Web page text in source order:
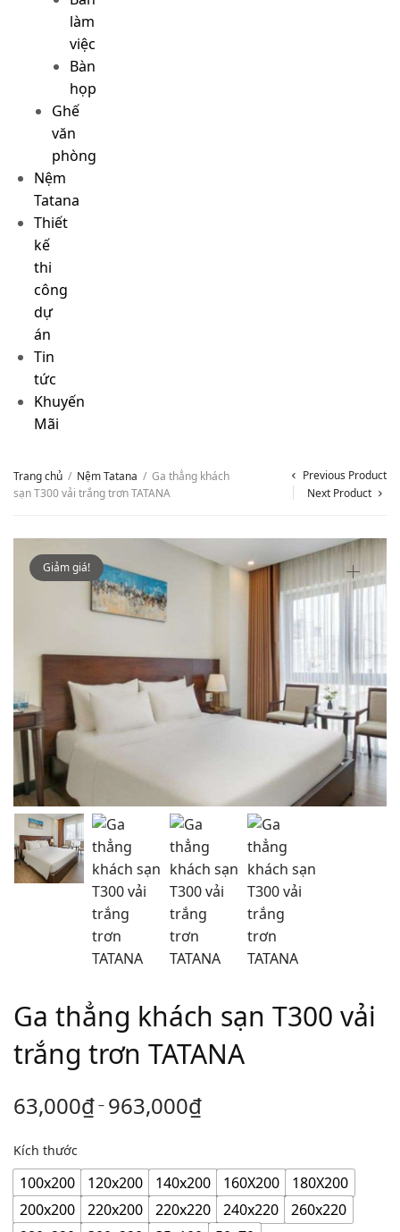
làm
việc
Bàn
họp
Ghế
văn
phòng
Nệm
Tatana
Thiết
kế
thi
công
dự
án
Tin
tức
Khuyến
Mãi
Trang chủ / Nệm Tatana / Ga thẳng khách
sạn T300 vải trắng trơn TATANA
Previous Product
Next Product
Giảm giá!
Ga thẳng khách sạn T300 vải
trắng trơn TATANA
63,000₫ – 963,000₫
Kích thước
100x200 120x200 140x200 160X200
180X200
200x200
220x200 220x220 240x220
260x220